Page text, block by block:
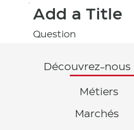
Add a Title
Question
Marchés
Métiers
Découvrez-nous